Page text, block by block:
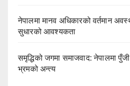
नेपालमा मानव अधिकारको वर्तमान
सुधारको आवश्यकता
समृद्धिको जगमा समाजवाद: नेपालमा पुँजी
भ्रमको अन्त्य